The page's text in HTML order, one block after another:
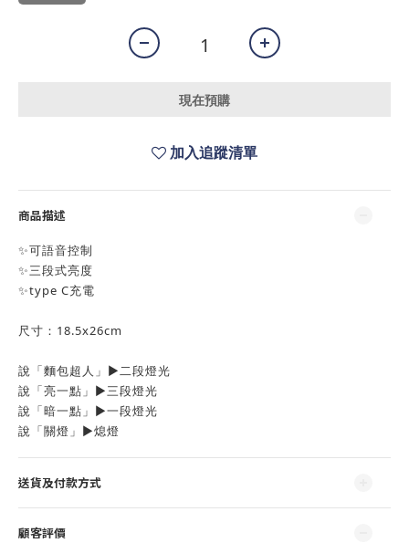
現在預購
加入追蹤清單
商品描述
✨可語音控制
✨三段式亮度
✨type C充電
尺寸：18.5x26cm
說「麵包超人」▶️二段燈光
說「亮一點」▶️三段燈光
說「暗一點」▶️一段燈光
說「關燈」▶️熄燈
送貨及付款方式
顧客評價